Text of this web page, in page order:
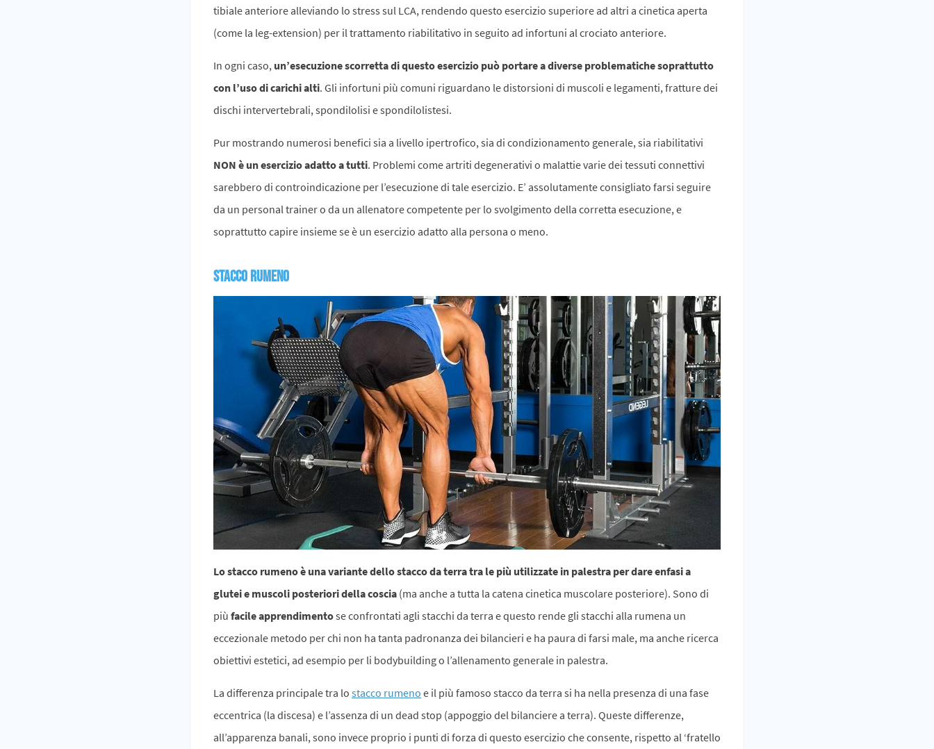
tibiale anteriore alleviando lo stress sul LCA, rendendo questo esercizio superiore ad altri a cinetica aperta
(come la leg-extension) per il trattamento riabilitativo in seguito ad infortuni al crociato anteriore.
In ogni caso, un’esecuzionescorrettadi questo esercizio può portare a diverse problematiche soprattutto
con l’uso di carichi alti. Gli infortuni più comuni riguardano le distorsioni di muscoli e legamenti, fratture dei
dischi intervertebrali, spondilolisi e spondilolistesi.
Pur mostrando numerosi benefici sia a livello ipertrofico, sia di condizionamento generale, sia riabilitativi
NON è un esercizio adatto a tutti. Problemi come artriti degenerativi o malattie varie dei tessuti connettivi
sarebbero di controindicazione per l’esecuzione di tale esercizio. E’ assolutamente consigliato farsi seguire
da un personal trainer o da un allenatore competente per lo svolgimento della corretta esecuzione, e
soprattutto capire insieme se è un esercizio adatto alla persona o meno.
Stacco rumeno
Lo stacco rumeno è una variante dello stacco da terra tra le più utilizzate in palestra per dare enfasi a
glutei e muscoli posteriori della coscia (ma anche a tutta la catena cinetica muscolare posteriore). Sono di
più facile apprendimentose confrontati agli stacchi da terra e questo rende gli stacchi alla rumena un
eccezionale metodo per chi non ha tanta padronanza dei bilancieri e ha paura di farsi male, ma anche ricerca
obiettivi estetici, ad esempio per li bodybuilding o l’allenamento generale in palestra.
La differenza principale tra lo stacco rumeno e il più famoso stacco da terra si ha nella presenza di una fase
eccentrica (la discesa) e l’assenza di un dead stop (appoggio del bilanciere a terra). Queste differenze,
all’apparenza banali, sono invece proprio i punti di forza di questo esercizio che consente, rispetto al ‘fratello